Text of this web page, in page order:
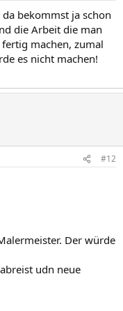
bekommst ja schon
die Arbeit die man
machen, zumal
es nicht machen!
#12
Der würde
udn neue